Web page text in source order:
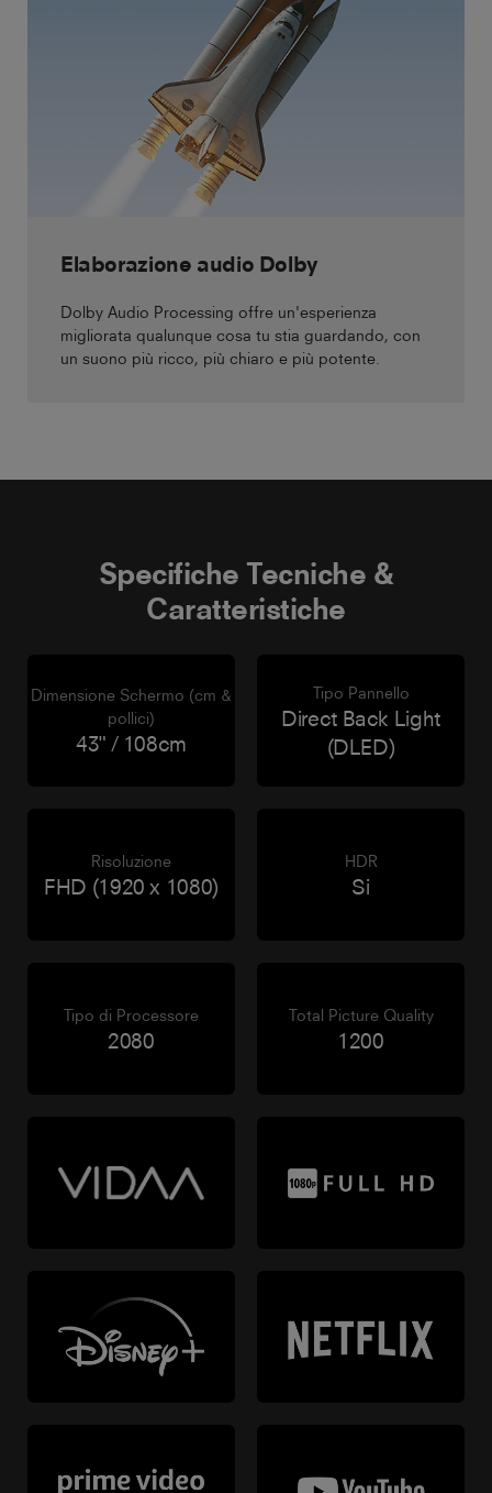
Elaborazione audio Dolby
Dolby Audio Processing offre un'esperienza
migliorata qualunque cosa tu stia guardando, con
un suono più ricco, più chiaro e più potente.
Specifiche Tecniche &
Caratteristiche
Dimensione Schermo (cm &
pollici)
43" / 108cm
Tipo Pannello
Direct Back Light
(DLED)
Risoluzione
FHD (1920 x 1080)
HDR
Si
Tipo di Processore
2080
Total Picture Quality
1200